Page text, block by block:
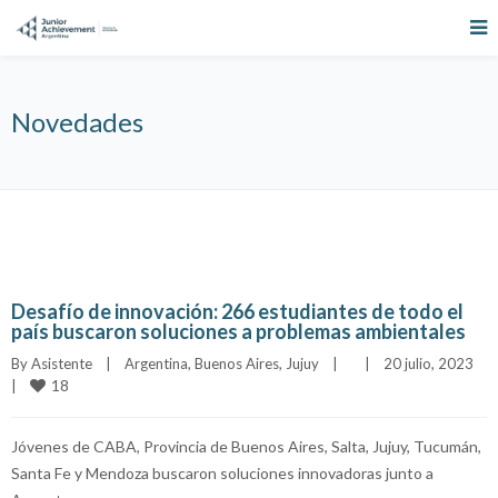
Novedades
Desafío de innovación: 266 estudiantes de todo el
país buscaron soluciones a problemas ambientales
By Asistente Argentina, Buenos Aires, Jujuy
18
Jóvenes de CABA, Provincia de Buenos Aires, Salta, Jujuy, Tucumán,
Santa Fe y Mendoza buscaron soluciones innovadoras junto a